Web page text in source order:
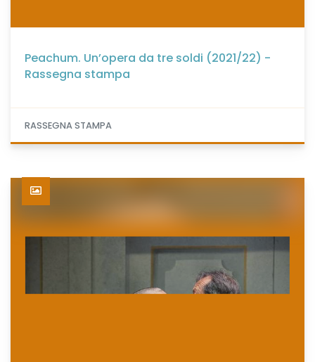
Peachum. Un’opera da tre soldi (2021/22) -
Rassegna stampa
RASSEGNA STAMPA